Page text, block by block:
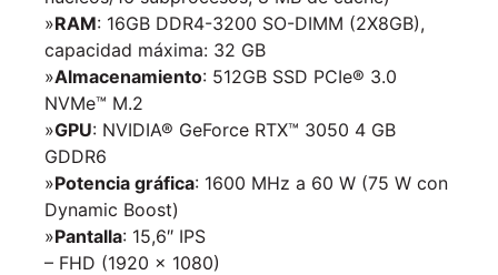
»RAM: 16GB DDR4-3200 SO-DIMM (2X8GB),
capacidad máxima: 32 GB
»Almacenamiento: 512GB SSD PCIe® 3.0
NVMe™ M.2
»GPU: NVIDIA® GeForce RTX™ 3050 4 GB
GDDR6
»Potencia gráfica: 1600 MHz a 60 W (75 W con
Dynamic Boost)
»Pantalla: 15,6″ IPS
– FHD (1920 x 1080)